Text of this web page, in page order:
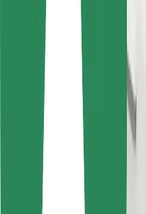
สำหรับคนขับ
Bolt Food
สำหรับเจ้าของฟ
สำหรับร้านอาหาร
Bolt for Business
อื่น ๆ